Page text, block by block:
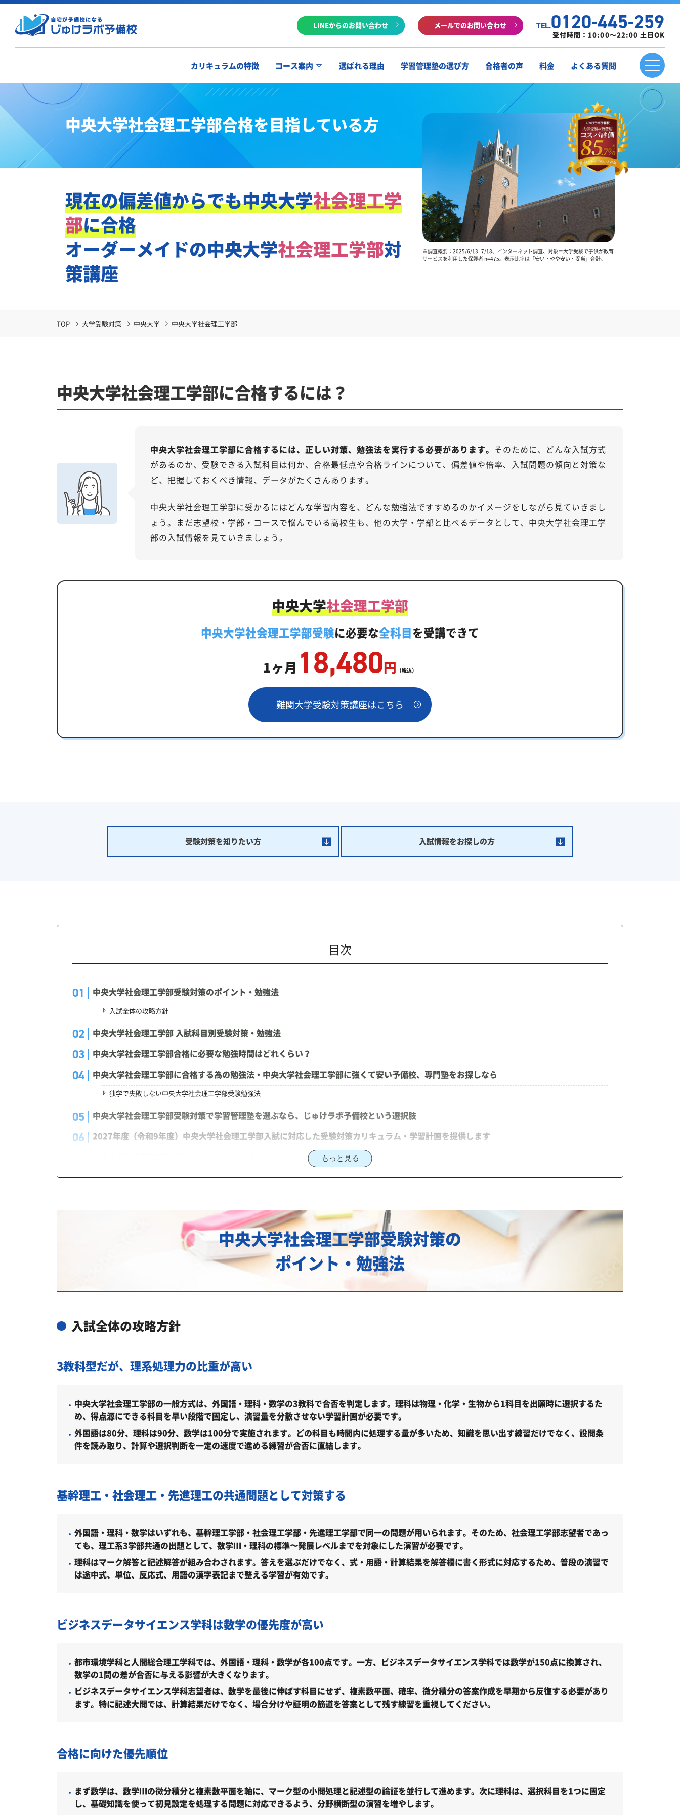
LINEからのお問い合わせ メールでのお問い合わせ TEL.0120-445-259
受付時間：10:00～22:00 土日OK
カリキュラムの特徴 コース案内 選ばれる理由 学習管理塾の選び方 合格者の声 料金 よくある質問
中央大学社会理工学部合格を目指している方
現在の偏差値からでも中央大学社会理工学
部に合格
オーダーメイドの中央大学社会理工学部対
策講座
※調査概要：2025/6/13–7/18、インターネット調査、対象＝大学受験で子供が教育
サービスを利用した保護者 n=475。表示比率は「安い・やや安い・妥当」合計。
TOP 大学受験対策 中央大学 中央大学社会理工学部
中央大学社会理工学部に合格するには？
中央大学社会理工学部に合格するには、正しい対策、勉強法を実行する必要があります。 そのために、どんな入試方式
があるのか、受験できる入試科目は何か、合格最低点や合格ラインについて、偏差値や倍率、入試問題の傾向と対策な
ど、把握しておくべき情報、データがたくさんあります。
中央大学社会理工学部に受かるにはどんな学習内容を、どんな勉強法ですすめるのかイメージをしながら見ていきまし
ょう。まだ志望校・学部・コースで悩んでいる高校生も、他の大学・学部と比べるデータとして、中央大学社会理工学
部の入試情報を見ていきましょう。
中央大学社会理工学部
中央大学社会理工学部受験に必要な全科目を受講できて
1ヶ月 18,480円 （税込）
難関大学受験対策講座はこちら
受験対策を知りたい方 入試情報をお探しの方
目次
中央大学社会理工学部受験対策のポイント・勉強法
入試全体の攻略方針
中央大学社会理工学部 入試科目別受験対策・勉強法
中央大学社会理工学部合格に必要な勉強時間はどれくらい？
中央大学社会理工学部に合格する為の勉強法・中央大学社会理工学部に強くて安い予備校、専門塾をお探しなら
独学で失敗しない中央大学社会理工学部受験勉強法
中央大学社会理工学部受験対策で学習管理塾を選ぶなら、じゅけラボ予備校という選択肢
2027年度（令和9年度）中央大学社会理工学部入試に対応した受験対策カリキュラム・学習計画を提供します
あなたにピッタリ合った「中央大学社会理工学部対策のオーダーメイドカリキュラム」から得られる成果とは？
中央大学社会理工学部の総合型選抜入試対策も万全
中央大学社会理工学部総合型選抜入試の主な対策内容
中央大学社会理工学部の入試日程
中央大学社会理工学部の入試方式
学部別選抜 英語外部試験利用方式（2026年度）
大学入学共通テスト利用選抜［単独方式］ 前期選考（2026年度）
中央大学社会理工学部はどんなところ？
学科・専攻（コース）の概要
中央大学社会理工学部の周辺地図
「中央大学社会理工学部に受かる気がしない」とやる気をなくしている受験生へ
不登校・高卒認定者・通信制高校の中央大学社会理工学部受験も対応可能
中央大学の他の学部
中央大学以外の社会理工学部・関連学部を偏差値から探す
中央大学社会理工学部受験生からのよくある質問
もっと見る
中央大学社会理工学部受験対策の
ポイント・勉強法
入試全体の攻略方針
3教科型だが、理系処理力の比重が高い
中央大学社会理工学部の一般方式は、外国語・理科・数学の3教科で合否を判定します。理科は物理・化学・生物から1科目を出願時に選択するた
め、得点源にできる科目を早い段階で固定し、演習量を分散させない学習計画が必要です。
外国語は80分、理科は90分、数学は100分で実施されます。どの科目も時間内に処理する量が多いため、知識を思い出す練習だけでなく、設問条
件を読み取り、計算や選択判断を一定の速度で進める練習が合否に直結します。
基幹理工・社会理工・先進理工の共通問題として対策する
外国語・理科・数学はいずれも、基幹理工学部・社会理工学部・先進理工学部で同一の問題が用いられます。そのため、社会理工学部志望者であっ
ても、理工系3学部共通の出題として、数学Ⅲ・理科の標準〜発展レベルまでを対象にした演習が必要です。
理科はマーク解答と記述解答が組み合わされます。答えを選ぶだけでなく、式・用語・計算結果を解答欄に書く形式に対応するため、普段の演習で
は途中式、単位、反応式、用語の漢字表記まで整える学習が有効です。
ビジネスデータサイエンス学科は数学の優先度が高い
都市環境学科と人間総合理工学科では、外国語・理科・数学が各100点です。一方、ビジネスデータサイエンス学科では数学が150点に換算され、
数学の1問の差が合否に与える影響が大きくなります。
ビジネスデータサイエンス学科志望者は、数学を最後に伸ばす科目にせず、複素数平面、確率、微分積分の答案作成を早期から反復する必要があり
ます。特に記述大問では、計算結果だけでなく、場合分けや証明の筋道を答案として残す練習を重視してください。
合格に向けた優先順位
まず数学は、数学Ⅲの微分積分と複素数平面を軸に、マーク型の小問処理と記述型の論証を並行して進めます。次に理科は、選択科目を1つに固定
し、基礎知識を使って初見設定を処理する問題に対応できるよう、分野横断型の演習を増やします。